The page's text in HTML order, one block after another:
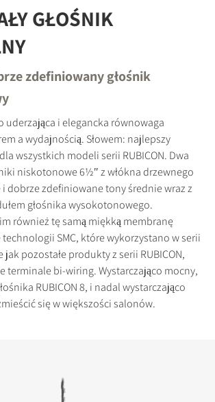
GŁOŚNIK
zdefiniowany głośnik
uderzająca i elegancka równowaga
a wydajnością. Słowem: najlepszy
wszystkich modeli serii RUBICON. Dwa
niskotonowe 6½″ z włókna drzewnego
dobrze zdefiniowane tony średnie wraz z
głośnika wysokotonowego.
również tę samą miękką membranę
SMC, które wykorzystano w serii
jak pozostałe produkty z serii RUBICON,
terminale bi-wiring. Wystarczająco mocny,
RUBICON 8, i nadal wystarczająco
się w większości salonów.